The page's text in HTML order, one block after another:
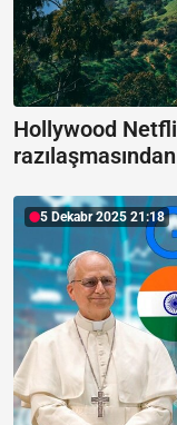
Hollywood
5 Dekabr 2025 21:18